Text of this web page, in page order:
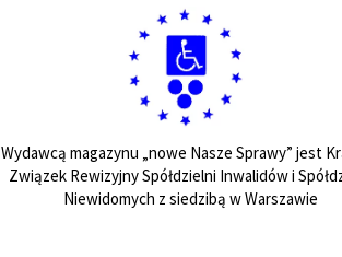
Wydawcą magazynu „nowe Nasze Sprawy” jest
Związek Rewizyjny Spółdzielni Inwalidów i
Niewidomych z siedzibą w Warszawie